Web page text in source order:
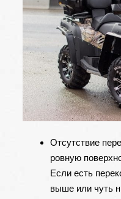
Отсутствие
ровную
Если есть
выше или чуть